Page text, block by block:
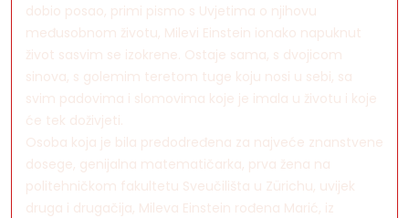
dobio posao, primi pismo s Uvjetima o njihovu
međusobnom životu, Milevi Einstein ionako napuknut
život sasvim se izokrene. Ostaje sama, s dvojicom
sinova, s golemim teretom tuge koju nosi u sebi, sa
svim padovima i slomovima koje je imala u životu i koje
će tek doživjeti.
Osoba koja je bila predodređena za najveće znanstvene
dosege, genijalna matematičarka, prva žena na
politehničkom fakultetu Sveučilišta u Zürichu, uvijek
druga i drugačija, Mileva Einstein rođena Marić, iz